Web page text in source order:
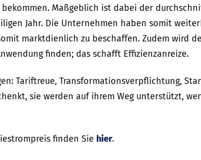
Maßgeblich ist dabei der
Jahr. Die Unternehmen haben somit
marktdienlich zu beschaffen. Zudem wird
finden; das schafft Effizienzanreize.
Tariftreue, Transformationsverpflichtung,
sie werden auf ihrem Weg unterstützt,
finden Sie hier.